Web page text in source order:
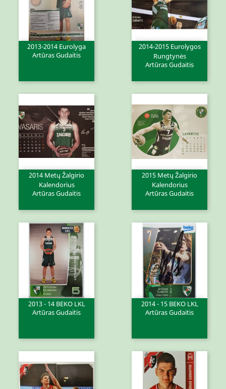
2013-2014 Eurolyga
Artūras Gudaitis
2014-2015 Eurolygos
Rungtynės
Artūras Gudaitis
2014 Metų Žalgirio
Kalendorius
Artūras Gudaitis
2015 Metų Žalgirio
Kalendorius
Artūras Gudaitis
2013 - 14 BEKO LKL
Artūras Gudaitis
2014 - 15 BEKO LKL
Artūras Gudaitis